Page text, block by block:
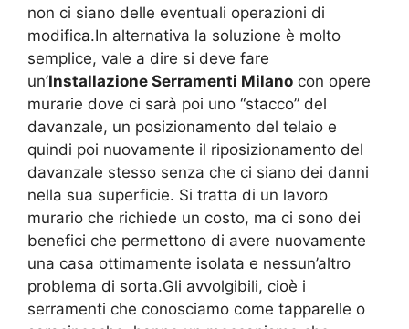
non ci siano delle eventuali operazioni di
modifica.In alternativa la soluzione è molto
semplice, vale a dire si deve fare
un’Installazione Serramenti Milano con opere
murarie dove ci sarà poi uno “stacco” del
davanzale, un posizionamento del telaio e
quindi poi nuovamente il riposizionamento del
davanzale stesso senza che ci siano dei danni
nella sua superficie. Si tratta di un lavoro
murario che richiede un costo, ma ci sono dei
benefici che permettono di avere nuovamente
una casa ottimamente isolata e nessun’altro
problema di sorta.Gli avvolgibili, cioè i
serramenti che conosciamo come tapparelle o